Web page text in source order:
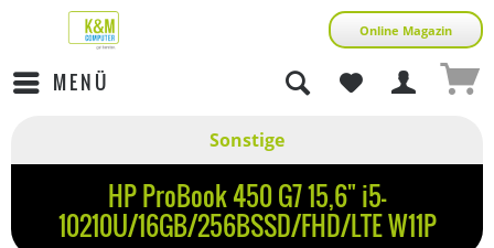
Online Magazin
MENÜ
Sonstige
HP ProBook 450 G7 15,6" i5-
10210U/16GB/256BSSD/FHD/LTE W11P